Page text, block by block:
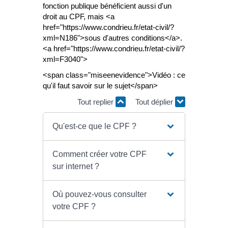
fonction publique bénéficient aussi d'un
droit au CPF, mais <a
href="https://www.condrieu.fr/etat-civil/?
xml=N186">sous d'autres conditions</a>.
<a href="https://www.condrieu.fr/etat-civil/?
xml=F3040">
<span class="miseenevidence">Vidéo : ce
qu'il faut savoir sur le sujet</span>
Tout replier
Tout déplier
Qu'est-ce que le CPF ?
Comment créer votre CPF
sur internet ?
Où pouvez-vous consulter
votre CPF ?